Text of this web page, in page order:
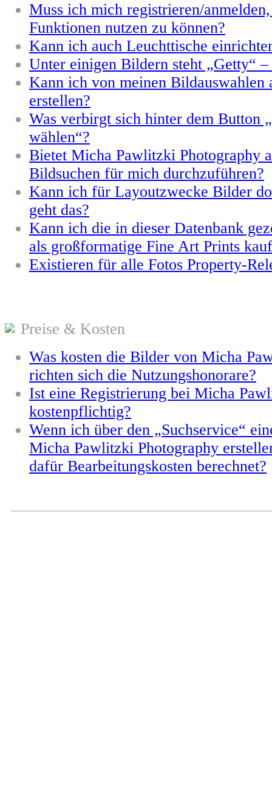
Muss ich mich registrieren/
Funktionen nutzen zu können?
Kann ich auch Leuchttische
Unter einigen Bildern steht „Getty“ –
Kann ich von meinen Bildauswahlen
erstellen?
Was verbirgt sich hinter dem Button
wählen“?
Bietet Micha Pawlitzki Photography
Bildsuchen für mich durchzuführen?
Kann ich für Layoutzwecke Bilder
geht das?
Kann ich die in dieser Datenbank
als großformatige Fine Art Prints
Existieren für alle Fotos Property-
Preise & Kosten
Was kosten die Bilder von Micha
richten sich die Nutzungshonorare?
Ist eine Registrierung bei Micha
kostenpflichtig?
Wenn ich über den „Suchservice“
Micha Pawlitzki Photography
dafür Bearbeitungskosten berechnet?